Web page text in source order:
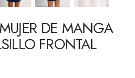
DE MANGA
FRONTAL